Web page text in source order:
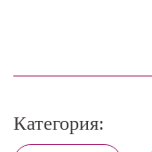
Категория: